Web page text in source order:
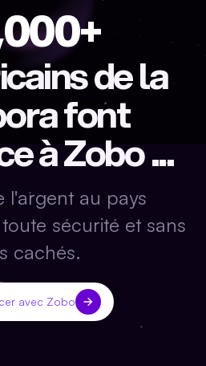
de la
font
à Zobo ...
l'argent au pays
sécurité et sans
cachés.
avec Zobo